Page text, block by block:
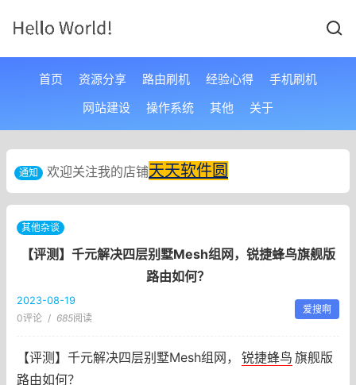
首页 资源分享 路由刷机 经验心得
手机刷机
网站建设
操作系统 其他 关于
通知 欢迎关注我的店铺天天软件圆
其他杂谈
【评测】千元解决四层别墅Mesh组网，锐捷蜂鸟旗舰版
路由如何？
2023-08-19
0评论 / 685阅读
爱搜啊
【评测】千元解决四层别墅Mesh组网， 锐捷蜂鸟 旗舰版
路由如何？